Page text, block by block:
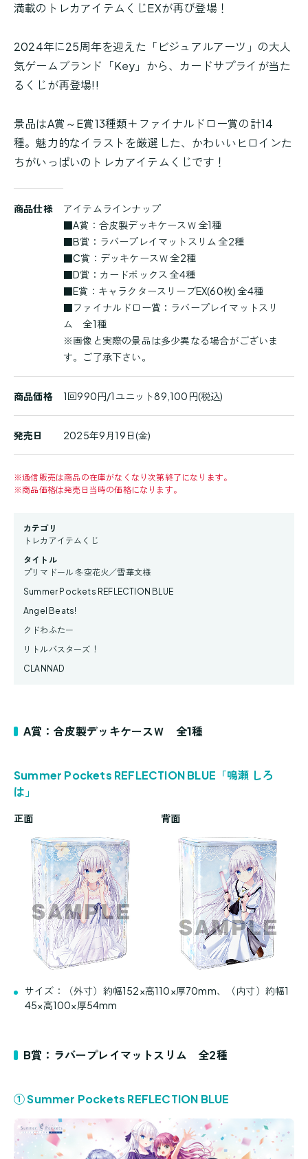
満載のトレカアイテムくじEXが再び登場！
2024年に25周年を迎えた「ビジュアルアーツ」の大人
気ゲームブランド「Key」から、カードサプライが当た
るくじが再登場!!
景品はA賞～E賞13種類＋ファイナルドロー賞の計14
種。魅力的なイラストを厳選した、かわいいヒロインた
ちがいっぱいのトレカアイテムくじです！
品
商品仕様
アイテムラインナップ
■A賞：合皮製デッキケースＷ 全1種
■B賞：ラバープレイマットスリム 全2種
■C賞：デッキケースＷ 全2種
■D賞：カードボックス 全4種
■E賞：キャラクタースリーブEX(60枚) 全4種
■ファイナルドロー賞：ラバープレイマットスリ
ム 全1種
※画像と実際の景品は多少異なる場合がございま
す。ご了承下さい。
商品価格 1回990円/1ユニット89,100円(税込)
発売日 2025年9月19日(金)
※通信販売は商品の在庫がなくなり次第終了になります。
※商品価格は発売日当時の価格になります。
カテゴリ
トレカアイテムくじ
タイトル
プリマドール 冬空花火／雪華文様
Summer Pockets REFLECTION BLUE
Angel Beats!
クドわふたー
リトルバスターズ！
CLANNAD
A賞：合皮製デッキケースＷ 全1種
Summer Pockets REFLECTION BLUE「鳴瀬 しろ
は」
正面 背面
サイズ：（外寸）約幅152×高110×厚70mm、（内寸）約幅1
45×高100×厚54mm
B賞：ラバープレイマットスリム 全2種
① Summer Pockets REFLECTION BLUE